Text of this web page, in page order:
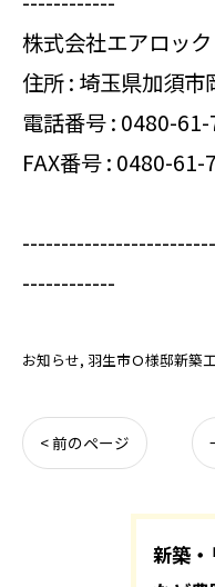
株式会社エアロック
住所 : 埼玉県加須
電話番号 : 0480-
FAX番号 : 0480-61-
------------
お知らせ 羽生市Ｏ様邸新築
< 前のページ
新築